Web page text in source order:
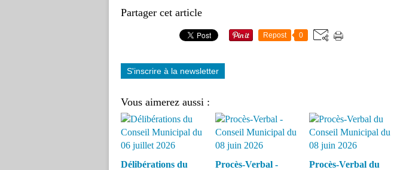
Partager cet article
Repost 0
S'inscrire à la newsletter
Vous aimerez aussi :
Délibérations du
Procès-Verbal -
Procès-Verbal du